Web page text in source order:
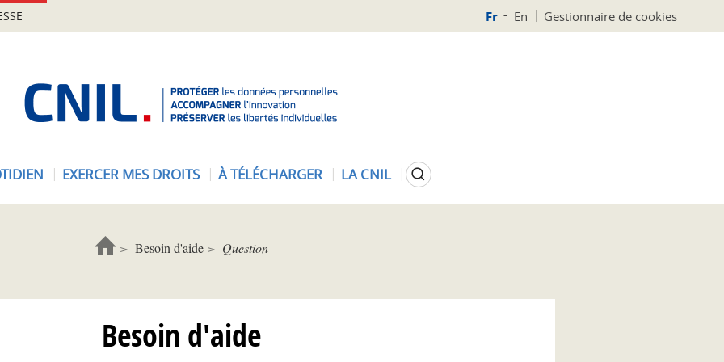
Fr En Gestionnaire de cookies
EXERCER MES DROITS À TÉLÉCHARGER LA CNIL Rechercher
Besoin d'aide Question
Besoin d'aide